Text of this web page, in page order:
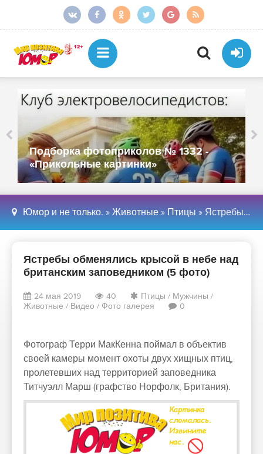
Подборка фотоприколов № 1332 -
«Прикольные картинки»
Юмор и не только. » Животные » Птицы » Ястребы обменялись крысой в небе над британским заповедником (5 фото)
Ястребы обменялись крысой в небе над
британским заповедником (5 фото)
24 мая 2019 40 Птицы / Мужчины /
Животные / Видео / Фото галерея 0
Фотограф Терри МакКенна поймал в объектив
своей камеры момент охоты двух хищных птиц,
пролетевших над территорией заповедника
Титчуэлл Марш (графство Норфолк, Британия).